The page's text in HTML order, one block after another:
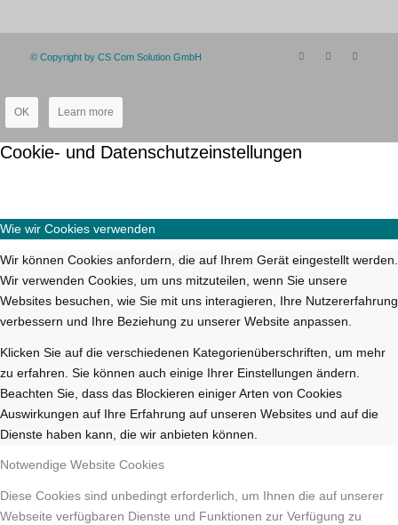
© Copyright by CS Com Solution GmbH
OK Learn more
Cookie- und Datenschutzeinstellungen
Wie wir Cookies verwenden
Wir können Cookies anfordern, die auf Ihrem Gerät eingestellt werden.
Wir verwenden Cookies, um uns mitzuteilen, wenn Sie unsere
Websites besuchen, wie Sie mit uns interagieren, Ihre Nutzererfahrung
verbessern und Ihre Beziehung zu unserer Website anpassen.
Klicken Sie auf die verschiedenen Kategorienüberschriften, um mehr
zu erfahren. Sie können auch einige Ihrer Einstellungen ändern.
Beachten Sie, dass das Blockieren einiger Arten von Cookies
Auswirkungen auf Ihre Erfahrung auf unseren Websites und auf die
Dienste haben kann, die wir anbieten können.
Notwendige Website Cookies
Diese Cookies sind unbedingt erforderlich, um Ihnen die auf unserer
Webseite verfügbaren Dienste und Funktionen zur Verfügung zu